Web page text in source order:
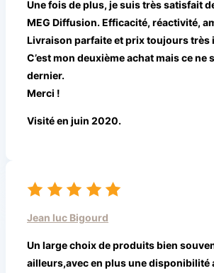
Une fois de plus, je suis très satisfait
MEG Diffusion. Efficacité, réactivité,
Livraison parfaite et prix toujours très
C’est mon deuxième achat mais ce ne
dernier.
Merci !
Visité en juin 2020.
Jean luc Bigourd
Un large choix de produits bien
ailleurs,avec en plus une disponibilité